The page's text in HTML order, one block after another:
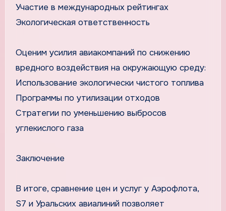
Участие в международных рейтингах
Экологическая ответственность
Оценим усилия авиакомпаний по снижению
вредного воздействия на окружающую среду:
Использование экологически чистого топлива
Программы по утилизации отходов
Стратегии по уменьшению выбросов
углекислого газа
Заключение
В итоге, сравнение цен и услуг у Аэрофлота,
S7 и Уральских авиалиний позволяет